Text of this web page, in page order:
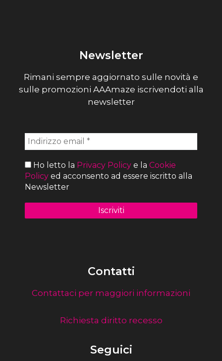
Newsletter
Rimani sempre aggiornato sulle novità e
sulle promozioni AAAmaze iscrivendoti alla
newsletter
Ho letto la Privacy Policy e la Cookie
Policy ed acconsento ad essere iscritto alla
Newsletter
Contatti
Contattaci per maggiori informazioni
Richiesta diritto recesso
Seguici